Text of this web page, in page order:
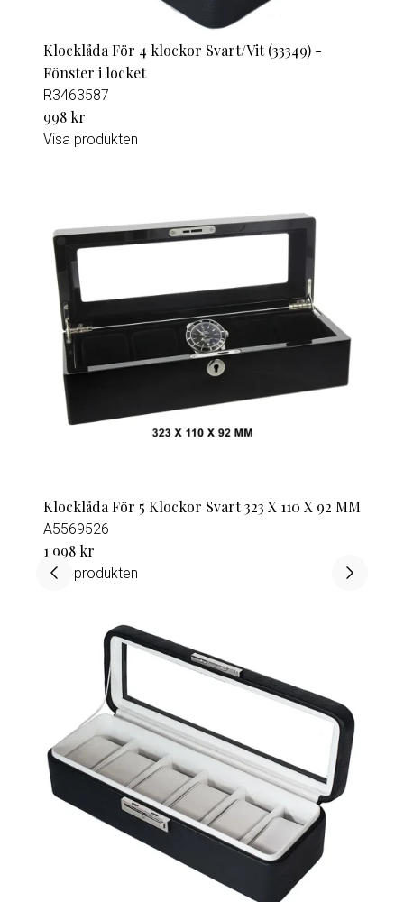
Klocklåda För 4 klockor Svart/Vit (33349) -
Fönster i locket
R3463587
998 kr
Visa produkten
Klocklåda För 5 Klockor Svart 323 X 110 X 92 MM
A5569526
1 998 kr
Visa produkten